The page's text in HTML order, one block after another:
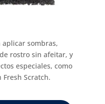
aplicar sombras,
rostro sin afeitar, y
especiales, como
Scratch.